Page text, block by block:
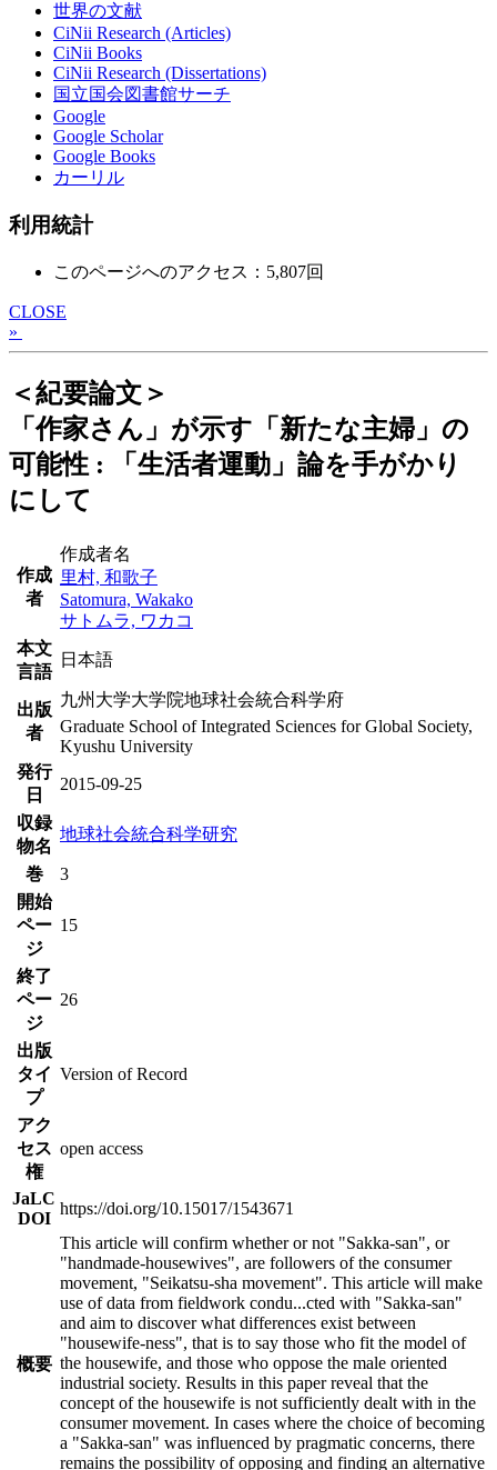
世界の文献
CiNii Research (Articles)
CiNii Books
CiNii Research (Dissertations)
国立国会図書館サーチ
Google
Google Scholar
Google Books
カーリル
利用統計
このページへのアクセス：5,807回
CLOSE
»
＜紀要論文＞
「作家さん」が示す「新たな主婦」の
可能性 : 「生活者運動」論を手がかり
にして
作成
者
作成者名
里村, 和歌子
Satomura, Wakako
サトムラ, ワカコ
本文
言語
日本語
出版
者
九州大学大学院地球社会統合科学府
Graduate School of Integrated Sciences for Global Society,
Kyushu University
発行
日
2015-09-25
収録
物名
地球社会統合科学研究
巻
3
開始
ペー
ジ
15
終了
ペー
ジ
26
出版
タイ
プ
Version of Record
アク
セス
権
open access
JaLC
DOI
https://doi.org/10.15017/1543671
概要
This article will confirm whether or not "Sakka-san", or
"handmade-housewives", are followers of the consumer
movement, "Seikatsu-sha movement". This article will make
use of data from fieldwork condu...cted with "Sakka-san"
and aim to discover what differences exist between
"housewife-ness", that is to say those who fit the model of
the housewife, and those who oppose the male oriented
industrial society. Results in this paper reveal that the
concept of the housewife is not sufficiently dealt with in the
consumer movement. In cases where the choice of becoming
a "Sakka-san" was influenced by pragmatic concerns, there
remains the possibility of opposing and finding an alternative